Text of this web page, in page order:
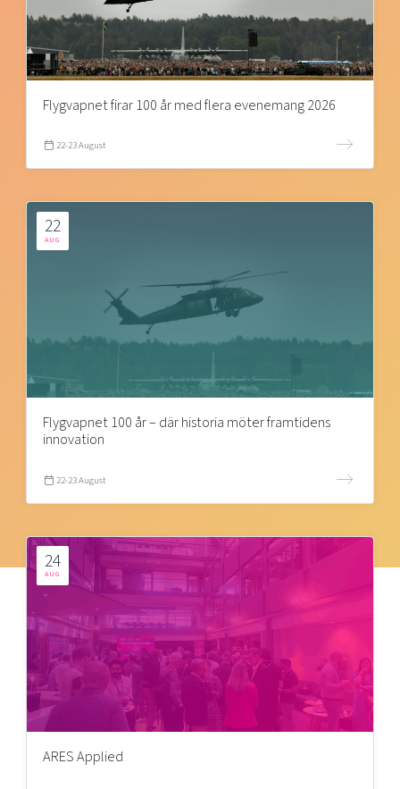
Flygvapnet firar 100 år med flera evenemang 2026
22-23 August
22
AUG
Flygvapnet 100 år – där historia möter framtidens
innovation
22-23 August
24
AUG
ARES Applied